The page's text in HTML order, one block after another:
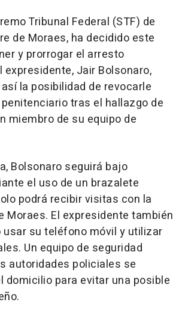
Tribunal Federal (STF) de
de Moraes, ha decidido este
y prorrogar el arresto
Jair Bolsonaro,
la posibilidad de revocarle
tras el hallazgo de
miembro de su equipo de
Bolsonaro seguirá bajo
el uso de un brazalete
podrá recibir visitas con la
Moraes. El expresidente también
su teléfono móvil y utilizar
Un equipo de seguridad
autoridades policiales se
domicilio para evitar una posible